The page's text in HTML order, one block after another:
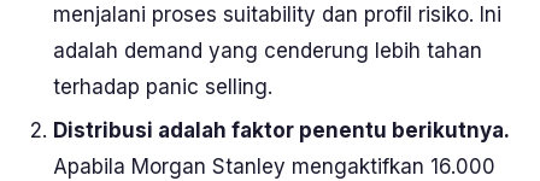
menjalani proses suitability dan profil risiko. Ini
adalah demand yang cenderung lebih tahan
terhadap panic selling.
Distribusi adalah faktor penentu berikutnya.
Apabila Morgan Stanley mengaktifkan 16.000